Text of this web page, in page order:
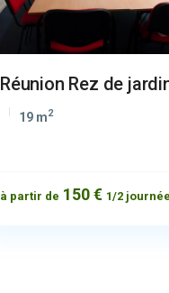
Réunion Rez de
19 m2
à partir de 150 € 1/2